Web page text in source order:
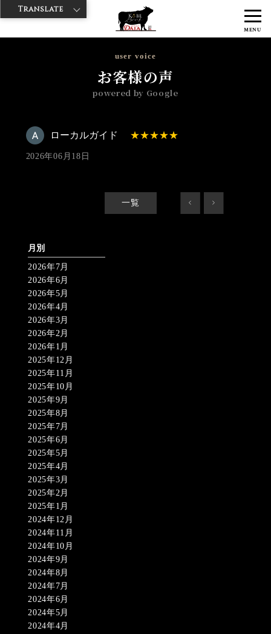
MENU
神戸牛ダイヤ > 神戸牛ダイア 雷門西店
ローカル
ガイド 2026/06/18 No_review
user voice
お客様の声
powered by Google
ローカルガイド
2026年06月18日
一覧 < >
月別
2026年7月
2026年6月
2026年5月
2026年4月
2026年3月
2026年2月
2026年1月
2025年12月
2025年11月
2025年10月
2025年9月
2025年8月
2025年7月
2025年6月
2025年5月
2025年4月
2025年3月
2025年2月
2025年1月
2024年12月
2024年11月
2024年10月
2024年9月
2024年8月
2024年7月
2024年6月
2024年5月
2024年4月
Translate